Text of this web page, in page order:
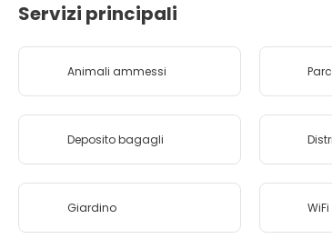
Servizi principali
Animali ammessi
Deposito bagagli
Giardino WiFi